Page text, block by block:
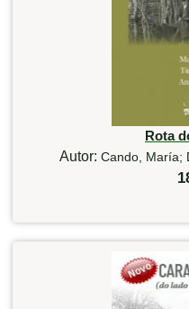
Rota
Autor: Cando, María;